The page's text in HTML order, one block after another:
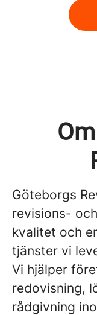
Göteborgs
revisions-
kvalitet och
tjänster vi
Vi hjälper
redovisning,
rådgivning